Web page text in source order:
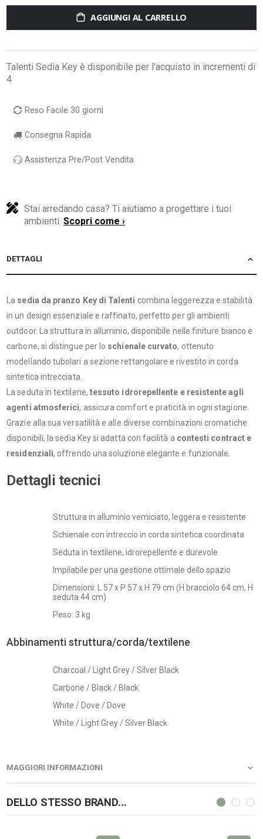
AGGIUNGI AL CARRELLO
Talenti Sedia Key è disponibile per l'acquisto in incrementi di
4
Reso Facile 30 giorni
Consegna Rapida
Assistenza Pre/Post Vendita
Stai arredando casa? Ti aiutiamo a progettare i tuoi
ambienti.Scopri come ›
DETTAGLI
La sedia da pranzo Key di Talenti combina leggerezza e stabilità
in un design essenziale e raffinato, perfetto per gli ambienti
outdoor. La struttura in alluminio, disponibile nelle finiture bianco e
carbone, si distingue per lo schienale curvato, ottenuto
modellando tubolari a sezione rettangolare e rivestito in corda
sintetica intrecciata.
La seduta in textilene, tessuto idrorepellente e resistente agli
agenti atmosferici, assicura comfort e praticità in ogni stagione.
Grazie alla sua versatilità e alle diverse combinazioni cromatiche
disponibili, la sedia Key si adatta con facilità a contesti contract e
residenziali, offrendo una soluzione elegante e funzionale.
Dettagli tecnici
Struttura in alluminio verniciato, leggera e resistente
Schienale con intreccio in corda sintetica coordinata
Seduta in textilene, idrorepellente e durevole
Impilabile per una gestione ottimale dello spazio
Dimensioni: L 57 x P 57 x H 79 cm (H bracciolo 64 cm, H
seduta 44 cm)
Peso: 3 kg
Abbinamenti struttura/corda/textilene
Charcoal / Light Grey / Silver Black
Carbone / Black / Black
White / Dove / Dove
White / Light Grey / Silver Black
MAGGIORI INFORMAZIONI
DELLO STESSO BRAND...